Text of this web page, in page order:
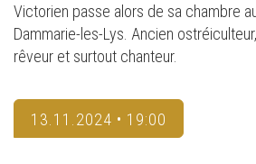
Victorien passe alors de sa chambre
Dammarie-les-Lys. Ancien
rêveur et surtout chanteur.
13.11.2024 • 19:00